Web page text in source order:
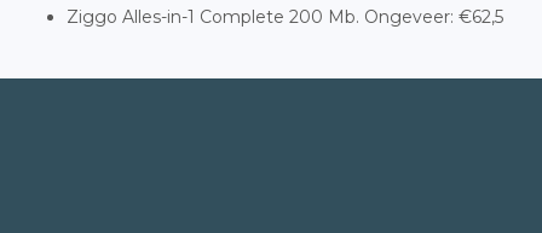
Ziggo Alles-in-1 Complete 200 Mb. Ongeveer: €62,5